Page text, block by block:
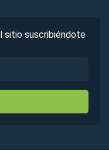
sitio suscribiéndote